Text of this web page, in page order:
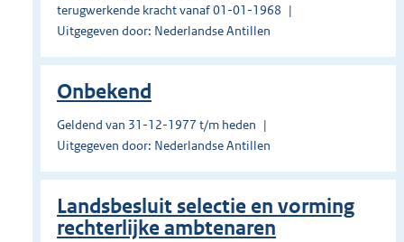
terugwerkende kracht vanaf 01-01-1968
Uitgegeven door: Nederlandse Antillen
Onbekend
Geldend van 31-12-1977 t/m heden
Uitgegeven door: Nederlandse Antillen
Landsbesluit selectie en vorming
rechterlijke ambtenaren